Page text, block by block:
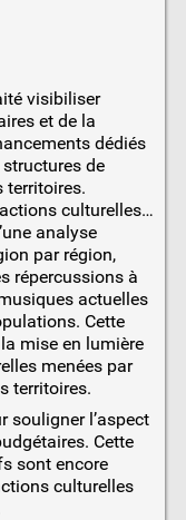
visibiliser
et de la
dédiés
de
territoires.
culturelles…
analyse
par région,
répercussions à
actuelles
Cette
mise en lumière
menées par
territoires.
souligner l’aspect
Cette
sont encore
culturelles